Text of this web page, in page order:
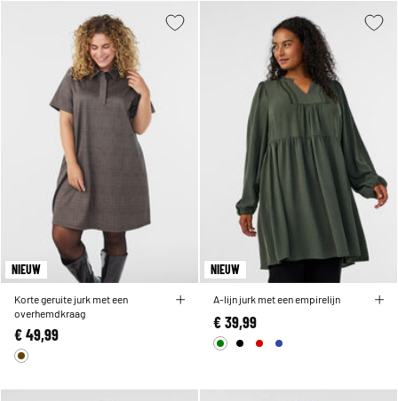
NIEUW
Korte geruite jurk met een
overhemdkraag
€ 49,99
NIEUW
A-lijn jurk met een empirelijn
€ 39,99